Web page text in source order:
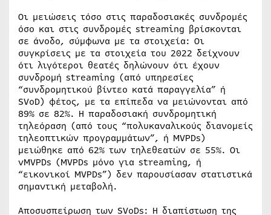
Οι μειώσεις τόσο στις παραδοσιακές συνδρομές
όσο και στις συνδρομές streaming βρίσκονται
σε άνοδο, σύμφωνα με τα στοιχεία: Οι
συγκρίσεις με τα στοιχεία του 2022 δείχνουν
ότι λιγότεροι θεατές δηλώνουν ότι έχουν
συνδρομή streaming (από υπηρεσίες
“συνδρομητικού βίντεο κατά παραγγελία” ή
SVoD) φέτος, με τα επίπεδα να μειώνονται από
89% σε 82%. Η παραδοσιακή συνδρομητική
τηλεόραση (από τους “πολυκαναλικούς διανομείς
τηλεοπτικών προγραμμάτων”, ή MVPDs)
μειώθηκε από 62% των τηλεθεατών σε 55%. Οι
vMVPDs (MVPDs μόνο για streaming, ή
“εικονικοί MVPDs”) δεν παρουσίασαν στατιστικά
σημαντική μεταβολή.
Αποσυσπείρωση των SVoDs: Η διαπίστωση της